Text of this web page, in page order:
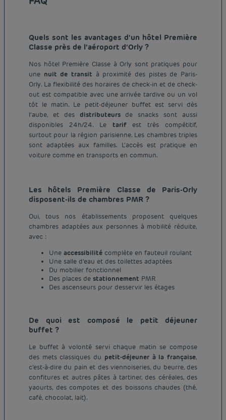
Quels sont les avantages d’un hôtel Première
Classe près de l’aéroport d’Orly ?
Nos hôtel Première Classe à Orly sont pratiques pour
une nuit de transit à proximité des pistes de Paris-
Orly. La flexibilité des horaires de check-in et de check-
out est compatible avec une arrivée tardive ou un vol
tôt le matin. Le petit-déjeuner buffet est servi dès
l’aube, et des distributeursde snacks sont aussi
disponibles 24h/24. Le tarif est très compétitif,
surtout pour la région parisienne. Les chambres triples
sont adaptées aux familles. L’accès est pratique en
voiture comme en transports en commun.
Les hôtels Première Classe de Paris-Orly
disposent-ils de chambres PMR ?
Oui, tous nos établissements proposent quelques
chambres adaptées aux personnes à mobilité réduite,
avec :
Une accessibilité complète en fauteuil roulant
Une salle d’eau et des toilettes adaptées
Du mobilier fonctionnel
Des places de stationnement PMR
Des ascenseurs pour desservir les étages
De quoi est composé le petit déjeuner
buffet ?
Le buffet à volonté servi chaque matin se compose
des mets classiques du petit-déjeuner à la française,
c’est-à-dire du pain et des viennoiseries, du beurre, des
confitures et autres pâtes à tartiner, des céréales, des
yaourts, des compotes et des boissons chaudes (thé,
café, chocolat, lait).
Hôtel pas cher Paris
Hôtel pas cher Lyon
Hôtel pas cher Marseille
Mentions légales